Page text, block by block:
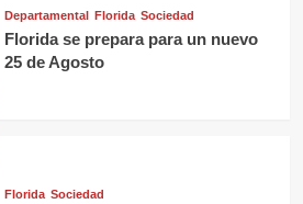
Departamental Florida Sociedad
Florida se prepara para un nuevo
25 de Agosto
Florida Sociedad